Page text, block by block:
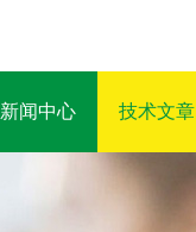
新闻中心 技术文章